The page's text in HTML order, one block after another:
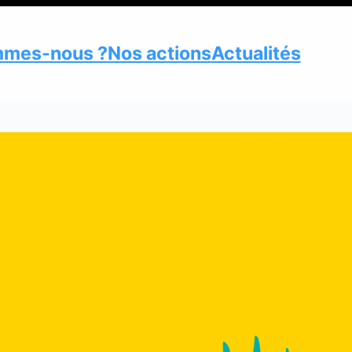
nous ?Nos actionsActualités